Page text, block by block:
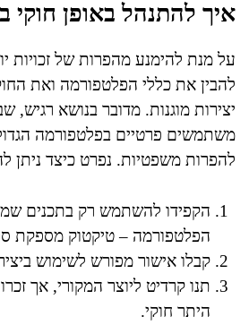
איך להתנהל באופן חוקי
על מנת להימנע מהפרות של זכויות
להבין את כללי הפלטפורמה ואת
יצירות מוגנות. מדובר בנושא רגיש,
משתמשים פרטיים בפלטפורמה
להפרות משפטיות. נפרט כיצד ניתן
הקפידו להשתמש רק בתכנים
הפלטפורמה – טיקטוק מספקת
קבלו אישור מפורש לשימוש
תנו קרדיט ליוצר המקורי, אך
היתר חוקי.